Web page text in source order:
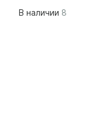
В наличии 8